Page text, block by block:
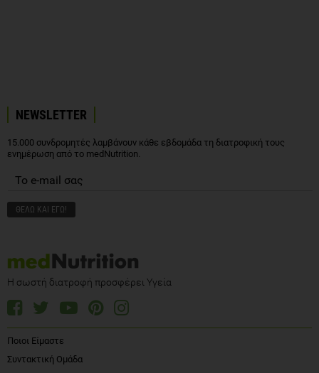
NEWSLETTER
15.000 συνδρομητές λαμβάνουν κάθε εβδομάδα τη διατροφική τους
ενημέρωση από το medNutrition.
Η σωστή διατροφή προσφέρει Υγεία
Ποιοι Είμαστε
Συντακτική Ομάδα